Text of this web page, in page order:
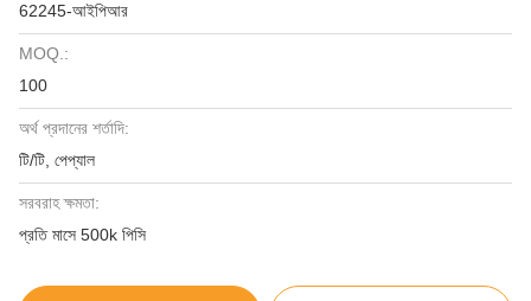
62245-আইপিআর
MOQ.:
100
অর্থ প্রদানের শর্তাদি:
টি/টি, পেপ্যাল
সরবরাহ ক্ষমতা:
প্রতি মাসে 500k পিসি